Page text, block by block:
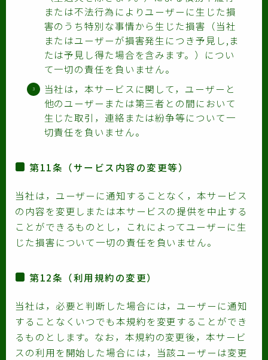
または不法行為によりユーザーに生じた損
害のうち特別な事情から生じた損害（当社
またはユーザーが損害発生につき予見し,ま
たは予見し得た場合を含みます。）につい
て一切の責任を負いません。
当社は，本サービスに関して，ユーザーと
他のユーザーまたは第三者との間において
生じた取引，連絡または紛争等について一
切責任を負いません。
第11条（サービス内容の変更等）
当社は，ユーザーに通知することなく，本サービス
の内容を変更しまたは本サービスの提供を中止する
ことができるものとし，これによってユーザーに生
じた損害について一切の責任を負いません。
第12条（利用規約の変更）
当社は，必要と判断した場合には，ユーザーに通知
することなくいつでも本規約を変更することができ
るものとします。なお，本規約の変更後，本サービ
スの利用を開始した場合には，当該ユーザーは変更